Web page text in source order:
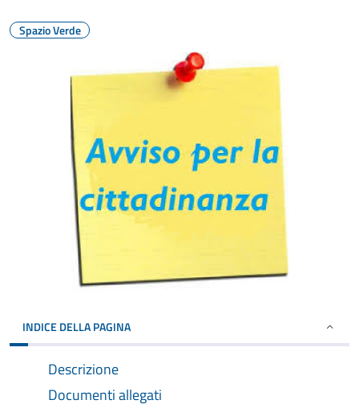
Spazio Verde
INDICE DELLA PAGINA
Descrizione
Documenti allegati